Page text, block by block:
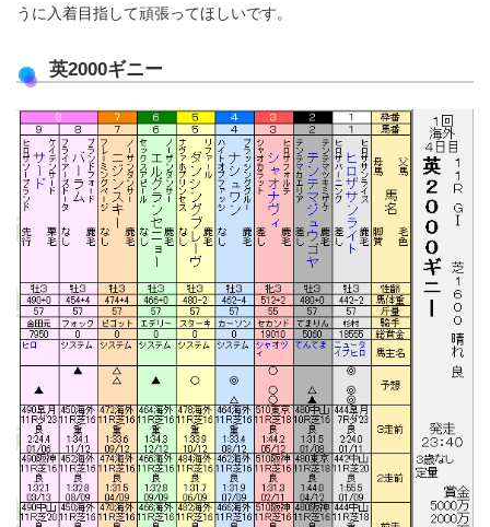
うに入着目指して頑張ってほしいです。
英2000ギニー